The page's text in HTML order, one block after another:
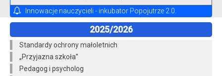
Innowacje nauczycieli - inkubator Popojutrze 2.0.
2025/2026
Standardy ochrony małoletnich
„Przyjazna szkoła”
Pedagog i psycholog